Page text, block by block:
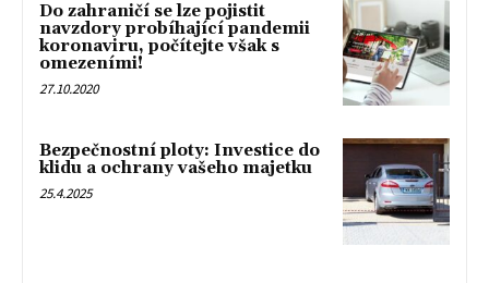
Do zahraničí se lze pojistit
navzdory probíhající pandemii
koronaviru, počítejte však s
omezeními!
27.10.2020
Bezpečnostní ploty: Investice do
klidu a ochrany vašeho majetku
25.4.2025